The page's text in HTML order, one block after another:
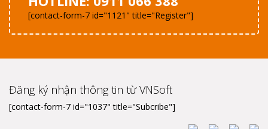
[contact-form-7 id="1121" title="Register"]
Đăng ký nhận thông tin từ VNSoft
[contact-form-7 id="1037" title="Subcribe"]